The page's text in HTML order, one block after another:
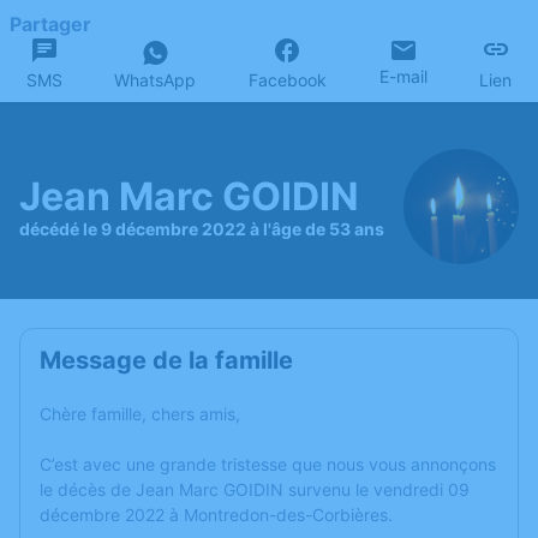
Partager
SMS WhatsApp Facebook E-mail Lien
Jean Marc GOIDIN
décédé le 9 décembre 2022 à l'âge de 53 ans
Message de la famille
Chère famille, chers amis,
C’est avec une grande tristesse que nous vous annonçons
le décès de Jean Marc GOIDIN survenu le vendredi 09
décembre 2022 à Montredon-des-Corbières.